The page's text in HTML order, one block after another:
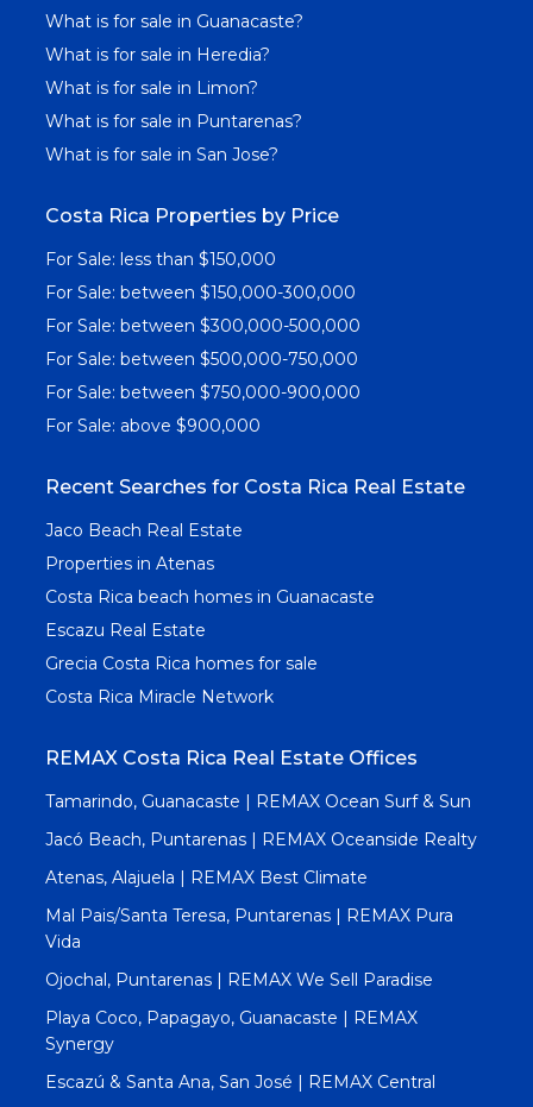
What is for sale in Guanacaste?
What is for sale in Heredia?
What is for sale in Limon?
What is for sale in Puntarenas?
What is for sale in San Jose?
Costa Rica Properties by Price
For Sale: less than $150,000
For Sale: between $150,000-300,000
For Sale: between $300,000-500,000
For Sale: between $500,000-750,000
For Sale: between $750,000-900,000
For Sale: above $900,000
Recent Searches for Costa Rica Real Estate
Jaco Beach Real Estate
Properties in Atenas
Costa Rica beach homes in Guanacaste
Escazu Real Estate
Grecia Costa Rica homes for sale
Costa Rica Miracle Network
REMAX Costa Rica Real Estate Offices
Tamarindo, Guanacaste | REMAX Ocean Surf & Sun
Jacó Beach, Puntarenas | REMAX Oceanside Realty
Atenas, Alajuela | REMAX Best Climate
Mal Pais/Santa Teresa, Puntarenas | REMAX Pura
Vida
Ojochal, Puntarenas | REMAX We Sell Paradise
Playa Coco, Papagayo, Guanacaste | REMAX
Synergy
Escazú & Santa Ana, San José | REMAX Central